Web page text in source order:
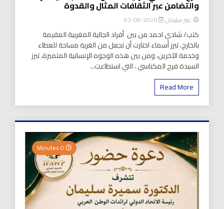
والتضامن عبر الثقافات المثال والقدوة
عبير سليمان 2026-08-03
كتب/ شادي احمد من بين أفراد الجالية المغربية المقيمة
بالخارج، تبرز أسماء اختارت أن تجعل من الغربة مساحة للعطاء
وخدمة الآخرين، ومن بين هذه الوجوه الإنسانية المتميزة، تبرز
السيدة فرح المكناسي ، التي استطاعت...
Read More